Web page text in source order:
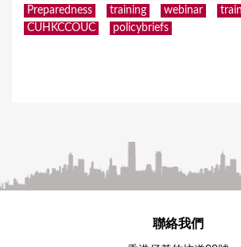
Preparedness
training webinar
CUHKCCOUC
policybriefs
聯絡我們